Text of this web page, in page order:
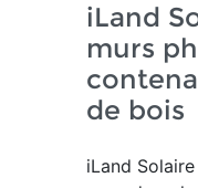
iLand
murs
de bois
iLand